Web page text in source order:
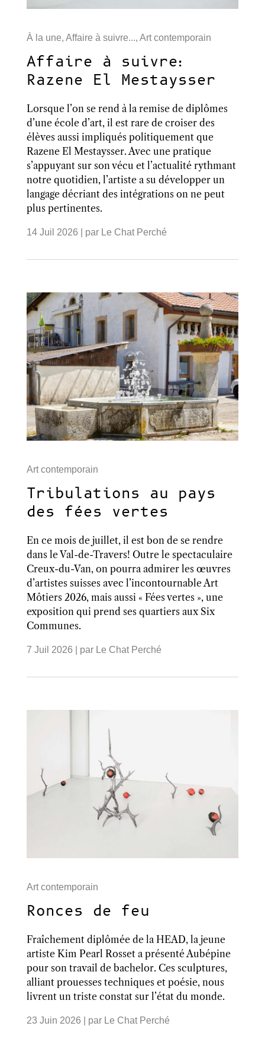
À la une, Affaire à suivre..., Art contemporain
Affaire à suivre:
Razene El Mestaysser
Lorsque l’on se rend à la remise de diplômes
d’une école d’art, il est rare de croiser des
élèves aussi impliqués politiquement que
Razene El Mestaysser. Avec une pratique
s’appuyant sur son vécu et l’actualité rythmant
notre quotidien, l’artiste a su développer un
langage décriant des intégrations on ne peut
plus pertinentes.
14 Juil 2026 | par Le Chat Perché
Art contemporain
Tribulations au pays
des fées vertes
En ce mois de juillet, il est bon de se rendre
dans le Val-de-Travers! Outre le spectaculaire
Creux-du-Van, on pourra admirer les œuvres
d’artistes suisses avec l’incontournable Art
Môtiers 2026, mais aussi « Fées vertes », une
exposition qui prend ses quartiers aux Six
Communes.
7 Juil 2026 | par Le Chat Perché
Art contemporain
Ronces de feu
Fraîchement diplômée de la HEAD, la jeune
artiste Kim Pearl Rosset a présenté Aubépine
pour son travail de bachelor. Ces sculptures,
alliant prouesses techniques et poésie, nous
livrent un triste constat sur l’état du monde.
23 Juin 2026 | par Le Chat Perché